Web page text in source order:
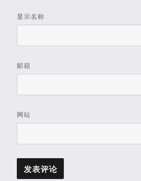
显示名称
邮箱
网站